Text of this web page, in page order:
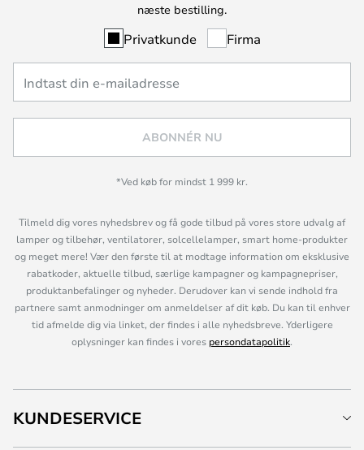
næste bestilling.
Privatkunde Firma
ABONNÉR NU
*Ved køb for mindst 1 999 kr.
Tilmeld dig vores nyhedsbrev og få gode tilbud på vores store udvalg af
lamper og tilbehør, ventilatorer, solcellelamper, smart home-produkter
og meget mere! Vær den første til at modtage information om eksklusive
rabatkoder, aktuelle tilbud, særlige kampagner og kampagnepriser,
produktanbefalinger og nyheder. Derudover kan vi sende indhold fra
partnere samt anmodninger om anmeldelser af dit køb. Du kan til enhver
tid afmelde dig via linket, der findes i alle nyhedsbreve. Yderligere
oplysninger kan findes i vores persondatapolitik.
KUNDESERVICE